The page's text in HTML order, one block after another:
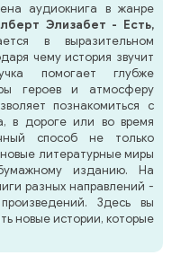
аудиокнига в жанре
Элизабет - Есть,
в выразительном
чему история звучит
помогает глубже
героев и атмосферу
познакомиться с
в дороге или во время
способ не только
литературные миры
изданию. На
разных направлений -
Здесь вы
новые истории, которые